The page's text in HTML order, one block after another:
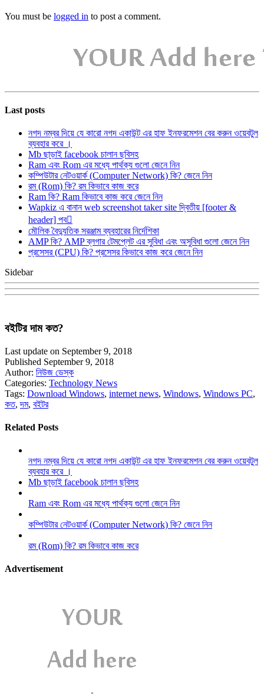
You must be logged in to post a comment.
Last posts
নগদ নম্বর দিয়ে যে কারো নগদ একাউন্ট এর হাফ ইনফরমেশন বের করুন ওয়েবটুল
ব্যবহার করে ।
Mb ছাড়াই facebook চালান ছবিসহ
Ram এবং Rom এর মধ্যে পার্থক্য গুলো জেনে নিন
কম্পিউটার নেটওয়ার্ক (Computer Network) কি? জেনে নিন
রম (Rom) কি? রম কিভাবে কাজ করে
Ram কি? Ram কিভাবে কাজ করে জেনে নিন
Wapkiz এ বানান web screenshot taker site দ্বিতীয় [footer &
header] পব
মৌলিক বৈদ্যুতিক সরঞ্জাম ব্যবহারের নির্দেশিকা
AMP কি? AMP ব্লগার টেমপ্লেট এর সুবিধা এবং অসুবিধা গুলো জেনে নিন
প্রসেসর (CPU) কি? প্রসেসর কিভাবে কাজ করে জেনে নিন
Sidebar
বইটির দাম কত?
Last update on September 9, 2018
Published September 9, 2018
Author: নিউজ ডেস্ক
Categories: Technology News
Tags: Download Windows, internet news, Windows, Windows PC,
কত,দম, বইটর
Related Posts
নগদ নম্বর দিয়ে যে কারো নগদ একাউন্ট এর হাফ ইনফরমেশন বের করুন ওয়েবটুল
ব্যবহার করে ।
Mb ছাড়াই facebook চালান ছবিসহ
Ram এবং Rom এর মধ্যে পার্থক্য গুলো জেনে নিন
কম্পিউটার নেটওয়ার্ক (Computer Network) কি? জেনে নিন
রম (Rom) কি? রম কিভাবে কাজ করে
Advertisement